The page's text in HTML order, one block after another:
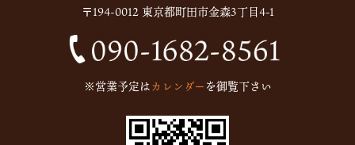
2024年12月(1)
2024年10月(1)
2023年2月(4)
〒194-0012 東京都町田市金森3丁目4-1
※営業予定はカレンダーを御覧下さい